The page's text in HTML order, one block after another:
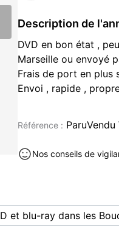
Description de
DVD en bon état ,
Marseille ou envoyé
Frais de port en plus
Envoi , rapide ,
Référence :
Nos conseils de
et blu-ray dans les